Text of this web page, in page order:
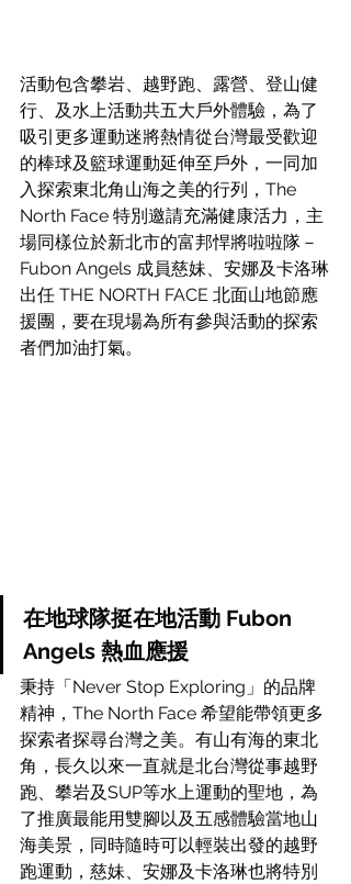
活動包含攀岩、越野跑、露營、登山健
行、及水上活動共五大戶外體驗，為了
吸引更多運動迷將熱情從台灣最受歡迎
的棒球及籃球運動延伸至戶外，一同加
入探索東北角山海之美的行列，The
North Face 特別邀請充滿健康活力，主
場同樣位於新北市的富邦悍將啦啦隊－
Fubon Angels 成員慈妹、安娜及卡洛琳
出任 THE NORTH FACE 北面山地節應
援團，要在現場為所有參與活動的探索
者們加油打氣。
在地球隊挺在地活動 Fubon
Angels 熱血應援
秉持「Never Stop Exploring」的品牌
精神，The North Face 希望能帶領更多
探索者探尋台灣之美。有山有海的東北
角，長久以來一直就是北台灣從事越野
跑、攀岩及SUP等水上運動的聖地，為
了推廣最能用雙腳以及五感體驗當地山
海美景，同時隨時可以輕裝出發的越野
跑運動，慈妹、安娜及卡洛琳也將特別